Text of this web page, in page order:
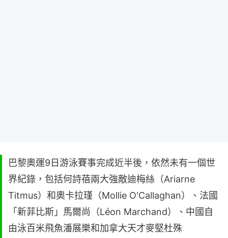
巴黎奧運9日游泳賽事完成近半後，依然未有一個世
界紀錄，包括何詩蓓兩大強敵迪梅絲（Ariarne
Titmus）和奧卡拉瑾（Mollie O'Callaghan）、法國
「新菲比斯」馬爾尚（Léon Marchand）、中國自
由泳百米飛魚潘展樂和加拿大天才麥堅杜殊